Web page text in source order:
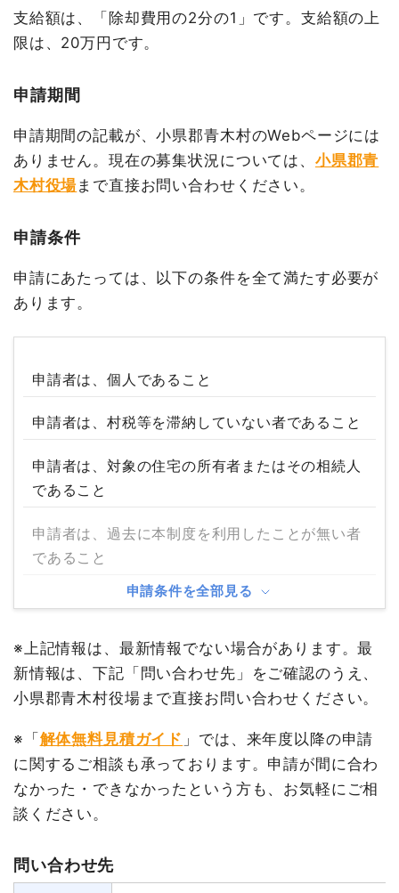
支給額は、「除却費用の2分の1」です。支給額の上
限は、20万円です。
申請期間
申請期間の記載が、小県郡青木村のWebページには
ありません。現在の募集状況については、 小県郡青
木村役場まで直接お問い合わせください。
申請条件
申請にあたっては、以下の条件を全て満たす必要が
あります。
申請者は、個人であること
申請者は、村税等を滞納していない者であること
申請者は、対象の住宅の所有者またはその相続人
であること
申請者は、過去に本制度を利用したことが無い者
であること
申請条件を全部見る
※上記情報は、最新情報でない場合があります。最
新情報は、下記「問い合わせ先」をご確認のうえ、
小県郡青木村役場まで直接お問い合わせください。
※「解体無料見積ガイド 」では、来年度以降の申請
に関するご相談も承っております。申請が間に合わ
なかった・できなかったという方も、お気軽にご相
談ください。
問い合わせ先